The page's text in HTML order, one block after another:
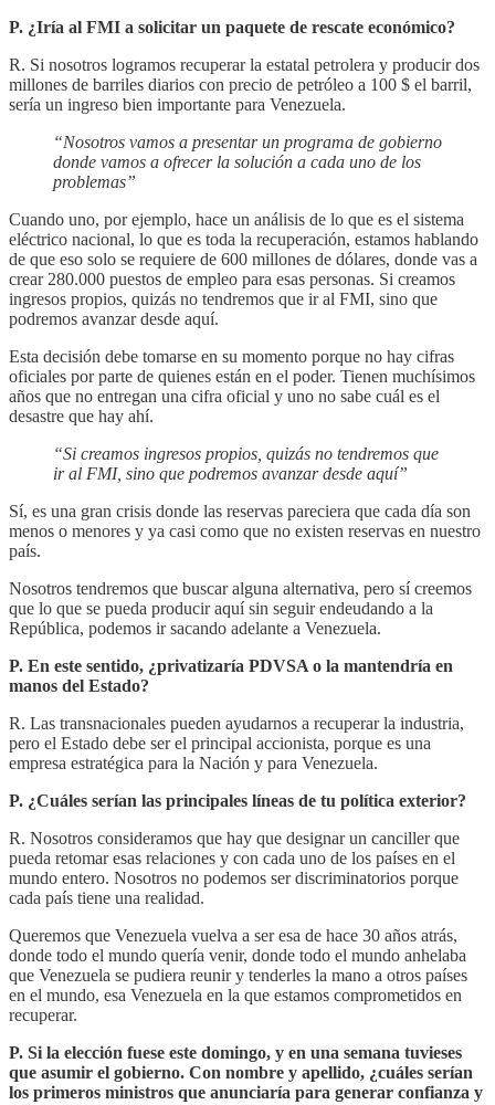
P. ¿Iría al FMI a solicitar un paquete de rescate económico?
R. Si nosotros logramos recuperar la estatal petrolera y producir dos
millones de barriles diarios con precio de petróleo a 100 $ el barril,
sería un ingreso bien importante para Venezuela.
“Nosotros vamos a presentar un programa de gobierno
donde vamos a ofrecer la solución a cada uno de los
problemas”
Cuando uno, por ejemplo, hace un análisis de lo que es el sistema
eléctrico nacional, lo que es toda la recuperación, estamos hablando
de que eso solo se requiere de 600 millones de dólares, donde vas a
crear 280.000 puestos de empleo para esas personas. Si creamos
ingresos propios, quizás no tendremos que ir al FMI, sino que
podremos avanzar desde aquí.
Esta decisión debe tomarse en su momento porque no hay cifras
oficiales por parte de quienes están en el poder. Tienen muchísimos
años que no entregan una cifra oficial y uno no sabe cuál es el
desastre que hay ahí.
“Si creamos ingresos propios, quizás no tendremos que
ir al FMI, sino que podremos avanzar desde aquí”
Sí, es una gran crisis donde las reservas pareciera que cada día son
menos o menores y ya casi como que no existen reservas en nuestro
país.
Nosotros tendremos que buscar alguna alternativa, pero sí creemos
que lo que se pueda producir aquí sin seguir endeudando a la
República, podemos ir sacando adelante a Venezuela.
P. En este sentido, ¿privatizaría PDVSA o la mantendría en
manos del Estado?
R. Las transnacionales pueden ayudarnos a recuperar la industria,
pero el Estado debe ser el principal accionista, porque es una
empresa estratégica para la Nación y para Venezuela.
P. ¿Cuáles serían las principales líneas de tu política exterior?
R. Nosotros consideramos que hay que designar un canciller que
pueda retomar esas relaciones y con cada uno de los países en el
mundo entero. Nosotros no podemos ser discriminatorios porque
cada país tiene una realidad.
Queremos que Venezuela vuelva a ser esa de hace 30 años atrás,
donde todo el mundo quería venir, donde todo el mundo anhelaba
que Venezuela se pudiera reunir y tenderles la mano a otros países
en el mundo, esa Venezuela en la que estamos comprometidos en
recuperar.
P. Si la elección fuese este domingo, y en una semana tuvieses
que asumir el gobierno. Con nombre y apellido, ¿cuáles serían
los primeros ministros que anunciaría para generar confianza y